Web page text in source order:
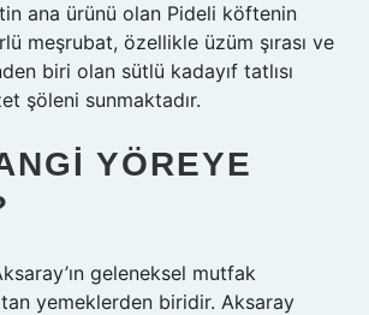
ana ürünü olan Pideli köftenin
meşrubat, özellikle üzüm şırası ve
biri olan sütlü kadayıf tatlısı
şöleni sunmaktadır.
YÖREYE
geleneksel mutfak
yemeklerden biridir. Aksaray